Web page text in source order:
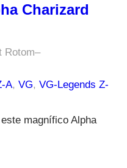
Charizard
Rotom–
A, VG, VG-Legends Z-
magnífico Alpha